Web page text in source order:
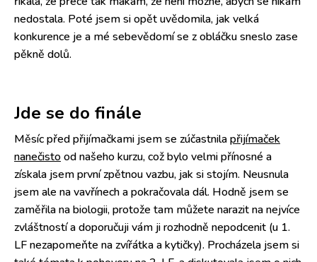
nedostala. Poté jsem si opět uvědomila, jak velká
konkurence je a mé sebevědomí se z obláčku sneslo zase
pěkně dolů.
Jde se do finále
Měsíc před přijímačkami jsem se zúčastnilapřijímaček
nanečistood našeho kurzu, což bylo velmi přínosné a
získala jsem první zpětnou vazbu, jak si stojím. Neusnula
jsem ale na vavřínech a pokračovala dál. Hodně jsem se
zaměřila na biologii, protože tam můžete narazit na nejvíce
zvláštností a doporučuji vám ji rozhodně nepodcenit (u 1.
LF nezapomeňte na zvířátka a kytičky). Procházela jsem si